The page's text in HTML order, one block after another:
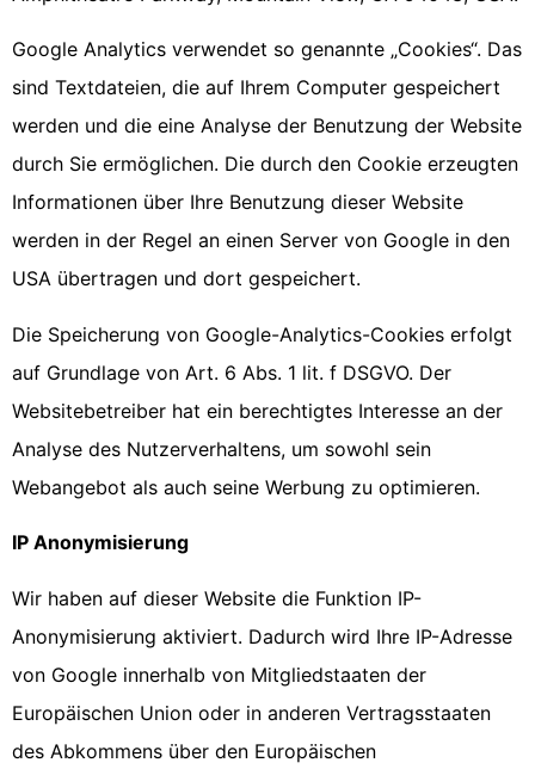
Google Analytics verwendet so genannte „Cookies“. Das
sind Textdateien, die auf Ihrem Computer gespeichert
werden und die eine Analyse der Benutzung der Website
durch Sie ermöglichen. Die durch den Cookie erzeugten
Informationen über Ihre Benutzung dieser Website
werden in der Regel an einen Server von Google in den
USA übertragen und dort gespeichert.
Die Speicherung von Google-Analytics-Cookies erfolgt
auf Grundlage von Art. 6 Abs. 1 lit. f DSGVO. Der
Websitebetreiber hat ein berechtigtes Interesse an der
Analyse des Nutzerverhaltens, um sowohl sein
Webangebot als auch seine Werbung zu optimieren.
IP Anonymisierung
Wir haben auf dieser Website die Funktion IP-
Anonymisierung aktiviert. Dadurch wird Ihre IP-Adresse
von Google innerhalb von Mitgliedstaaten der
Europäischen Union oder in anderen Vertragsstaaten
des Abkommens über den Europäischen